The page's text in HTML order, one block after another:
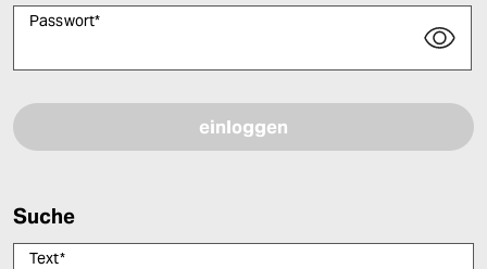
Passwort*
Suche
Text*